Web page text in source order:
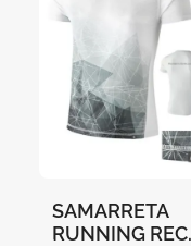
SAMARRETA
RUNNING REC